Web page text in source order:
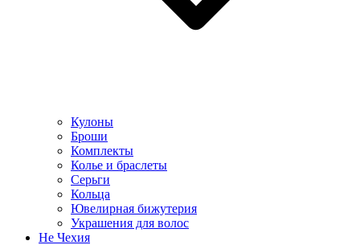
Кулоны
Броши
Комплекты
Колье и браслеты
Серьги
Кольца
Ювелирная бижутерия
Украшения для волос
Не Чехия